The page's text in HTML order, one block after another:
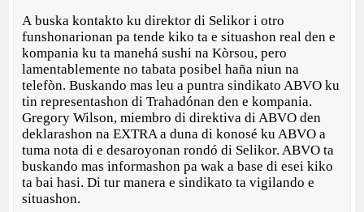
A buska kontakto ku direktor di Selikor i otro
funshonarionan pa tende kiko ta e situashon real den e
kompania ku ta manehá sushi na Kòrsou, pero
lamentablemente no tabata posibel haña niun na
telefòn. Buskando mas leu a puntra sindikato ABVO ku
tin representashon di Trahadónan den e kompania.
Gregory Wilson, miembro di direktiva di ABVO den
deklarashon na EXTRA a duna di konosé ku ABVO a
tuma nota di e desaroyonan rondó di Selikor. ABVO ta
buskando mas informashon pa wak a base di esei kiko
ta bai hasi. Di tur manera e sindikato ta vigilando e
situashon.